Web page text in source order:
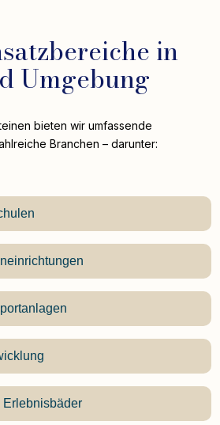
in
Umgebung
bieten wir umfassende
Branchen – darunter:
Erlebnisbäder